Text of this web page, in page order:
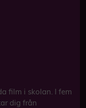
film i skolan. I fem
dig från